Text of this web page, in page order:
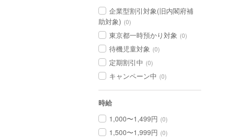
企業型割引対象(旧内閣府補
助対象) (0)
東京都一時預かり対象 (0)
待機児童対象 (0)
定期割引中 (0)
キャンペーン中 (0)
時給
1,000〜1,499円 (0)
1,500〜1,999円 (0)